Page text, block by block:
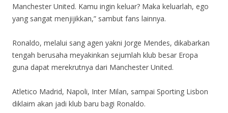
Manchester United. Kamu ingin keluar? Maka keluarlah, ego
yang sangat menjijikkan,” sambut fans lainnya.
Ronaldo, melalui sang agen yakni Jorge Mendes, dikabarkan
tengah berusaha meyakinkan sejumlah klub besar Eropa
guna dapat merekrutnya dari Manchester United.
Atletico Madrid, Napoli, Inter Milan, sampai Sporting Lisbon
diklaim akan jadi klub baru bagi Ronaldo.